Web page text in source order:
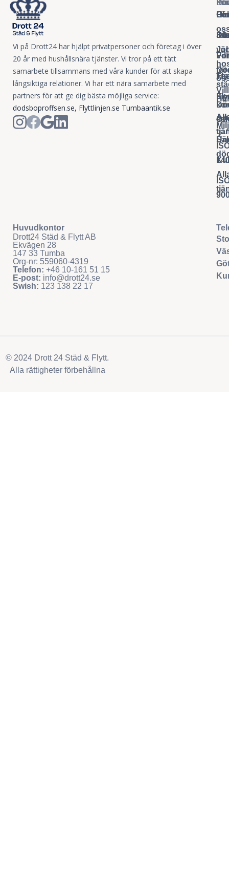
Vi på Drott24 har hjälpt privatpersoner och företag i över
20 år med hushållsnära tjänster. Vi tror på ett tätt
samarbete tillsammans med våra kunder för att skapa
långsiktiga relationer. Vi har ett nära samarbete med
partners för att ge dig bästa möjliga service:
dodsboproffsen.se, Flyttlinjen.se Tumbaantik.se
Om
Huvudkontor
Drott24 Städ & Flytt AB
Ekvägen 28
147 33 Tumba
Org-nr: 559060-4319
Telefon: +46 10-161 51 15
E-post: info@drott24.se
Swish: 123 138 22 17
© 2024 Drott 24 Städ & Flytt.
Alla rättigheter förbehållna